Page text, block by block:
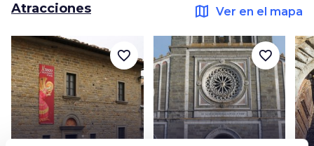
Atracciones map Ver en el mapa
favorite_border favorite_border